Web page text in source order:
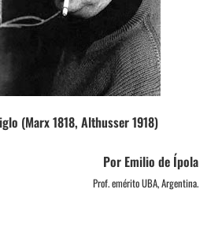
(Marx 1818, Althusser 1918)
Por Emilio de Ípola
Prof. emérito UBA, Argentina.